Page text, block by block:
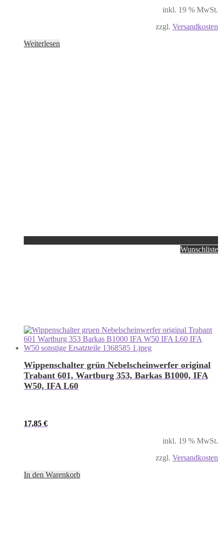
inkl. 19 % MwSt.
zzgl. Versandkosten
Weiterlesen
Wunschliste
Wippenschalter grün Nebelscheinwerfer original
Trabant 601, Wartburg 353, Barkas B1000, IFA
W50, IFA L60
17,85 €
inkl. 19 % MwSt.
zzgl. Versandkosten
In den Warenkorb